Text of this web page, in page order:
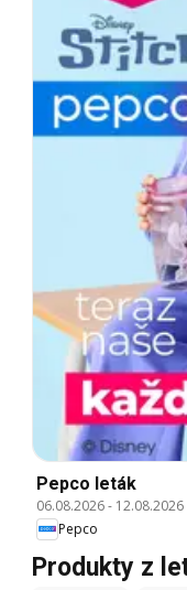
Pepco leták
06.08.2026- 12.08.2026
Pepco
Produkty z